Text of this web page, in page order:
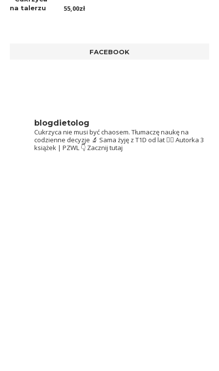
Oceniono
5.00na 5
55,00zł
FACEBOOK
blogdietolog
Cukrzyca nie musi być chaosem. Tłumaczę naukę na
codzienne decyzje 🔬 Sama żyję z T1D od lat 👩‍⚕️ Autorka 3
książek | PZWL 👇 Zacznij tutaj